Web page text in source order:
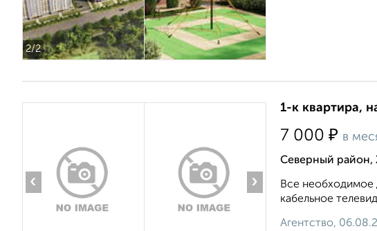
2/2
‹ ›
1-к квартира,
7 000 ₽ в
Северный район,
Все необходимое
кабельное
Агентство,